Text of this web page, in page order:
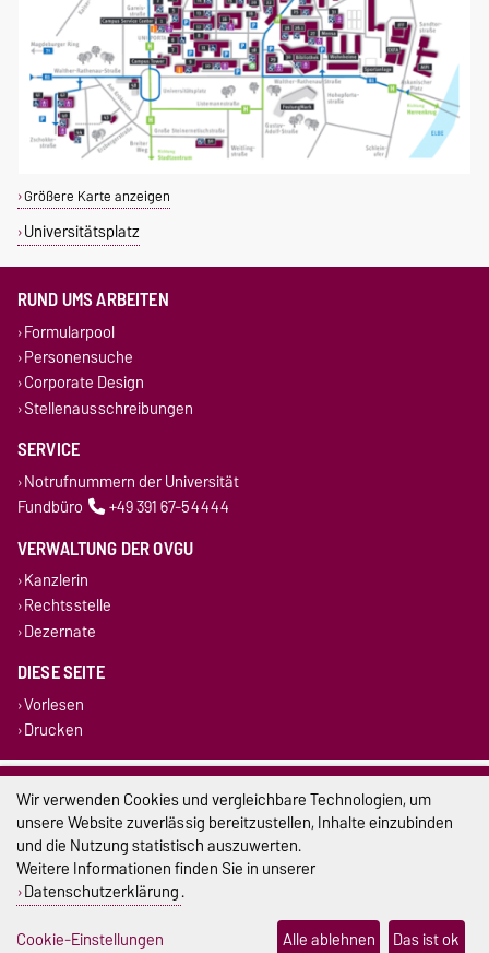
Größere Karte anzeigen
Universitätsplatz
RUND UMS ARBEITEN
Formularpool
Personensuche
Corporate Design
Stellenausschreibungen
SERVICE
Notrufnummern der Universität
Fundbüro
+49 391 67-54444
VERWALTUNG DER OVGU
Kanzlerin
Rechtsstelle
Dezernate
DIESE SEITE
Vorlesen
Drucken
Impressum
Datenschutz
Barrierefreiheit
Cookie-Einstellungen
Wir verwenden Cookies und vergleichbare Technologien, um
unsere Website zuverlässig bereitzustellen, Inhalte einzubinden
und die Nutzung statistisch auszuwerten.
Weitere Informationen finden Sie in unserer
Datenschutzerklärung.
Cookie-Einstellungen
Alle ablehnen Das ist ok